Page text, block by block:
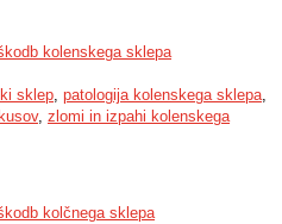
kolenskega sklepa
sklep, patologija kolenskega sklepa,
, zlomi in izpahi kolenskega
kolčnega sklepa